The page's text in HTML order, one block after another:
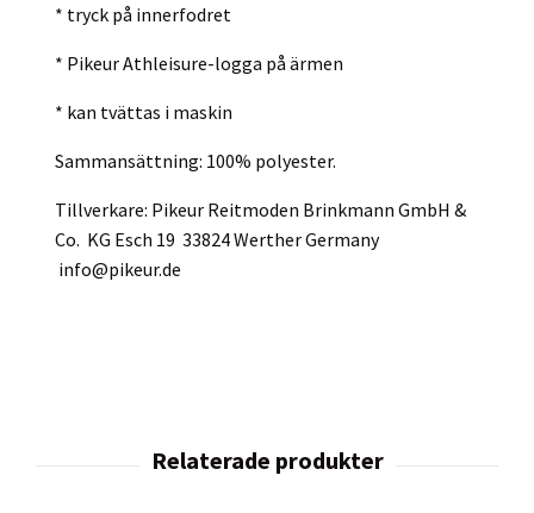
* tryck på innerfodret
* Pikeur Athleisure-logga på ärmen
* kan tvättas i maskin
Sammansättning: 100% polyester.
Tillverkare: Pikeur Reitmoden Brinkmann GmbH &
Co. KG Esch 19 33824 Werther Germany
info@pikeur.de